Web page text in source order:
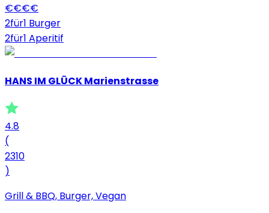
€€€€
2für1 Burger
2für1 Aperitif
HANS IM GLÜCK Marienstrasse
4.8
(
2310
)
Grill & BBQ, Burger, Vegan